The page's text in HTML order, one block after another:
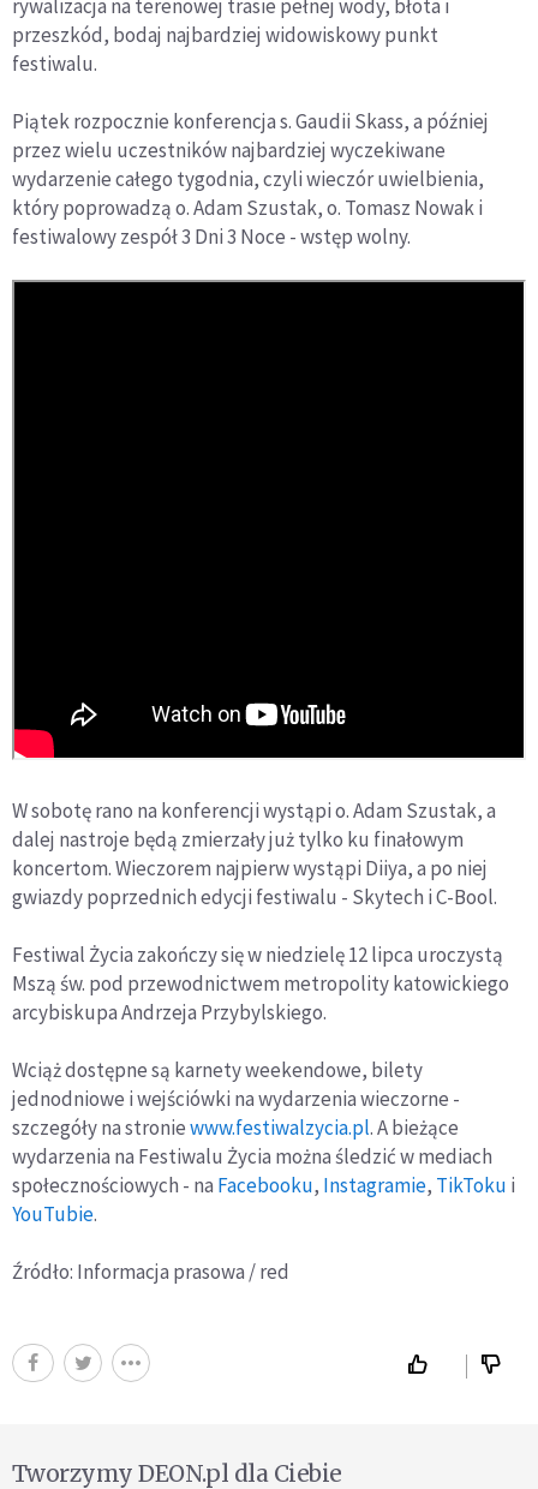
rywalizacja na terenowej trasie pełnej wody, błota i
przeszkód, bodaj najbardziej widowiskowy punkt
festiwalu.
Piątek rozpocznie konferencja s. Gaudii Skass, a później
przez wielu uczestników najbardziej wyczekiwane
wydarzenie całego tygodnia, czyli wieczór uwielbienia,
który poprowadzą o. Adam Szustak, o. Tomasz Nowak i
festiwalowy zespół 3 Dni 3 Noce - wstęp wolny.
W sobotę rano na konferencji wystąpi o. Adam Szustak, a
dalej nastroje będą zmierzały już tylko ku finałowym
koncertom. Wieczorem najpierw wystąpi Diiya, a po niej
gwiazdy poprzednich edycji festiwalu - Skytech i C-Bool.
Festiwal Życia zakończy się w niedzielę 12 lipca uroczystą
Mszą św. pod przewodnictwem metropolity katowickiego
arcybiskupa Andrzeja Przybylskiego.
Wciąż dostępne są karnety weekendowe, bilety
jednodniowe i wejściówki na wydarzenia wieczorne -
szczegóły na stroniewww.festiwalzycia.pl. A bieżące
wydarzenia na Festiwalu Życia można śledzić w mediach
społecznościowych - na Facebooku, Instagramie, TikToku i
YouTubie.
Źródło: Informacja prasowa / red
Tworzymy DEON.pl dla Ciebie